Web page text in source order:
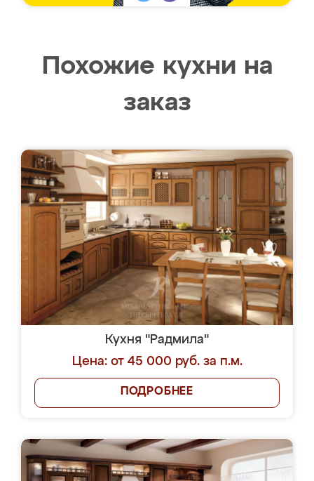
Похожие кухни на
заказ
Кухня "Радмила"
Цена: от 45 000 руб. за п.м.
ПОДРОБНЕЕ